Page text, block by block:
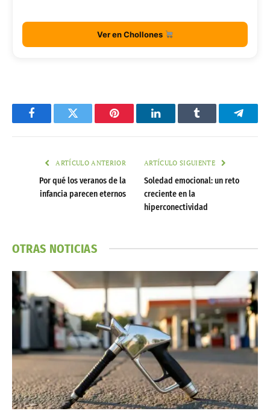
Ver en Chollones
FacebookTwitter Pinterest LinkedInTumblr
ARTÍCULO ANTERIOR
Por qué los veranos de la
infancia parecen eternos
ARTÍCULO SIGUIENTE
Soledad emocional: un reto
creciente en la
hiperconectividad
OTRAS NOTICIAS